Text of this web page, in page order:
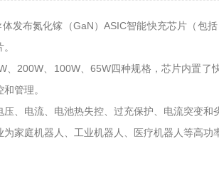
发布氮化镓（GaN）ASIC智能快充芯片（包
、200W、100W、65W四种规格，芯片内置
管理。
压、电流、电池热失控、过充保护、电流突变
为家庭机器人、工业机器人、医疗机器人等高